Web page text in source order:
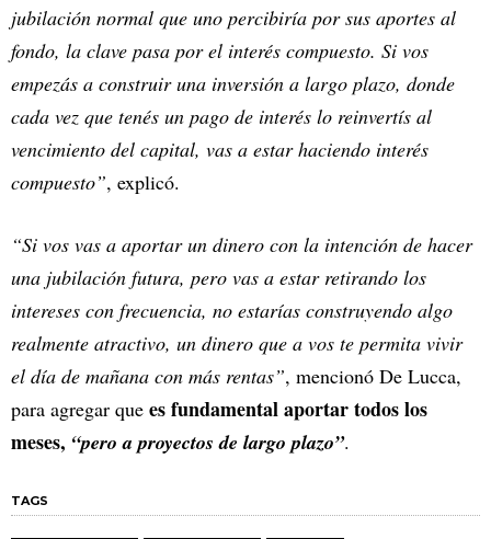
jubilación normal que uno percibiría por sus aportes al
fondo, la clave pasa por el interés compuesto. Si vos
empezás a construir una inversión a largo plazo, donde
cada vez que tenés un pago de interés lo reinvertís al
vencimiento del capital, vas a estar haciendo interés
compuesto”, explicó.
“Si vos vas a aportar un dinero con la intención de hacer
una jubilación futura, pero vas a estar retirando los
intereses con frecuencia, no estarías construyendo algo
realmente atractivo, un dinero que a vos te permita vivir
el día de mañana con más rentas”, mencionó De Lucca,
para agregar que es fundamental aportar todos los
meses, “pero a proyectos de largo plazo”.
TAGS